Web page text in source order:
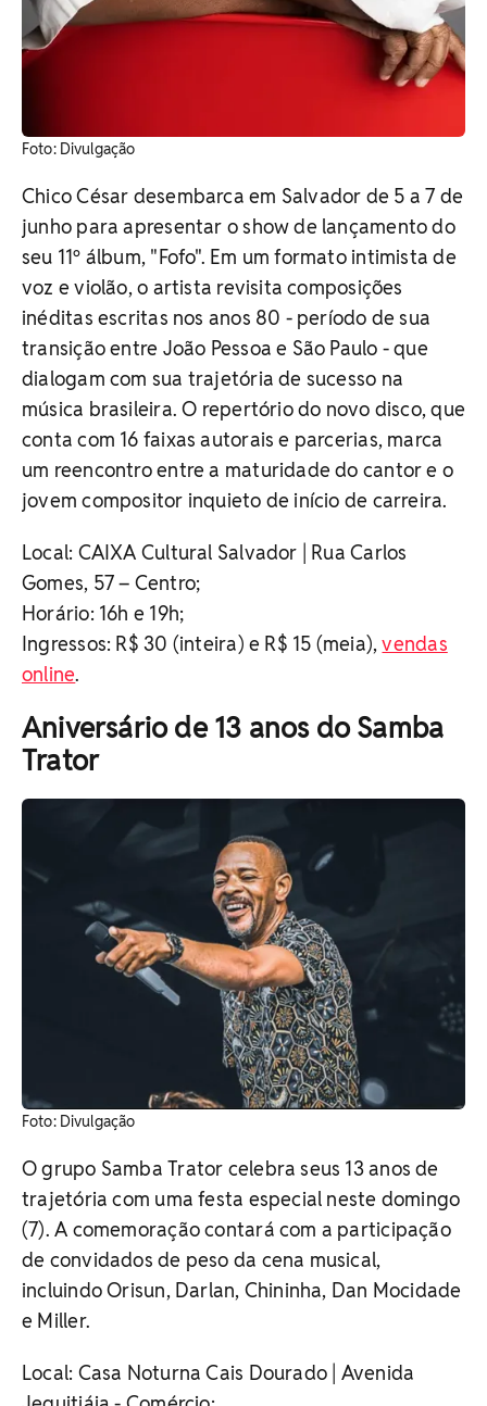
Foto: Divulgação
Chico César desembarca em Salvador de 5 a 7 de
junho para apresentar o show de lançamento do
seu 11º álbum, "Fofo". Em um formato intimista de
voz e violão, o artista revisita composições
inéditas escritas nos anos 80 - período de sua
transição entre João Pessoa e São Paulo - que
dialogam com sua trajetória de sucesso na
música brasileira. O repertório do novo disco, que
conta com 16 faixas autorais e parcerias, marca
um reencontro entre a maturidade do cantor e o
jovem compositor inquieto de início de carreira.
Local: CAIXA Cultural Salvador | Rua Carlos
Gomes, 57 – Centro;
Horário: 16h e 19h;
Ingressos: R$ 30 (inteira) e R$ 15 (meia),vendas
online.
Aniversário de 13 anos do Samba
Trator
Foto: Divulgação
O grupo Samba Trator celebra seus 13 anos de
trajetória com uma festa especial neste domingo
(7). A comemoração contará com a participação
de convidados de peso da cena musical,
incluindo Orisun, Darlan, Chininha, Dan Mocidade
e Miller.
Local: Casa Noturna Cais Dourado | Avenida